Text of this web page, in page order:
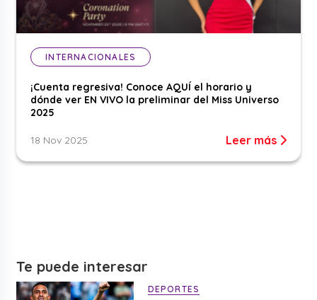
INTERNACIONALES
¡Cuenta regresiva! Conoce AQUÍ el horario y
dónde ver EN VIVO la preliminar del Miss Universo
2025
18 Nov 2025 Leer más
Te puede interesar
DEPORTES